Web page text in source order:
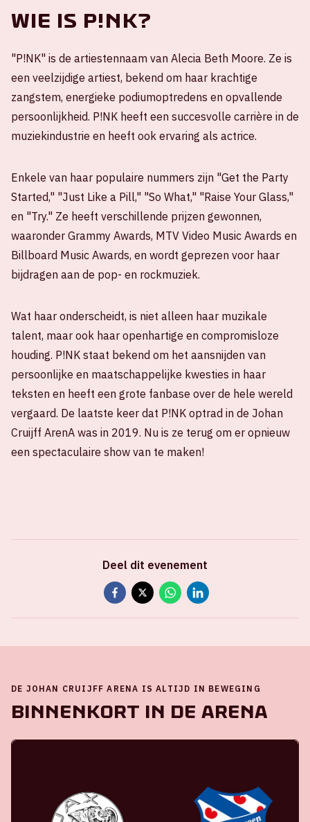
Wie is P!NK?
"P!NK" is de artiestennaam van Alecia Beth Moore. Ze is
een veelzijdige artiest, bekend om haar krachtige
zangstem, energieke podiumoptredens en opvallende
persoonlijkheid. P!NK heeft een succesvolle carrière in de
muziekindustrie en heeft ook ervaring als actrice.
Enkele van haar populaire nummers zijn "Get the Party
Started," "Just Like a Pill," "So What," "Raise Your Glass,"
en "Try." Ze heeft verschillende prijzen gewonnen,
waaronder Grammy Awards, MTV Video Music Awards en
Billboard Music Awards, en wordt geprezen voor haar
bijdragen aan de pop- en rockmuziek.
Wat haar onderscheidt, is niet alleen haar muzikale
talent, maar ook haar openhartige en compromisloze
houding. P!NK staat bekend om het aansnijden van
persoonlijke en maatschappelijke kwesties in haar
teksten en heeft een grote fanbase over de hele wereld
vergaard. De laatste keer dat P!NK optrad in de Johan
Cruijff ArenA was in 2019. Nu is ze terug om er opnieuw
een spectaculaire show van te maken!
Deel dit evenement
DE JOHAN CRUIJFF ARENA IS ALTIJD IN BEWEGING
Binnenkort in de ArenA